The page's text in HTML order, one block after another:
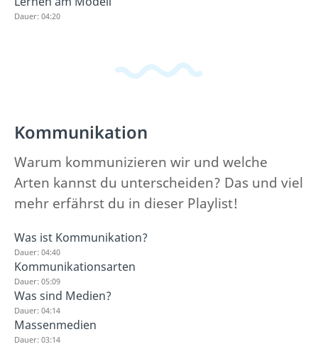
Dauer: 04:20
Kommunikation
Warum kommunizieren wir und welche
Arten kannst du unterscheiden? Das und viel
mehr erfährst du in dieser Playlist!
Was ist Kommunikation?
Dauer: 04:40
Kommunikationsarten
Dauer: 05:09
Was sind Medien?
Dauer: 04:14
Massenmedien
Dauer: 03:14